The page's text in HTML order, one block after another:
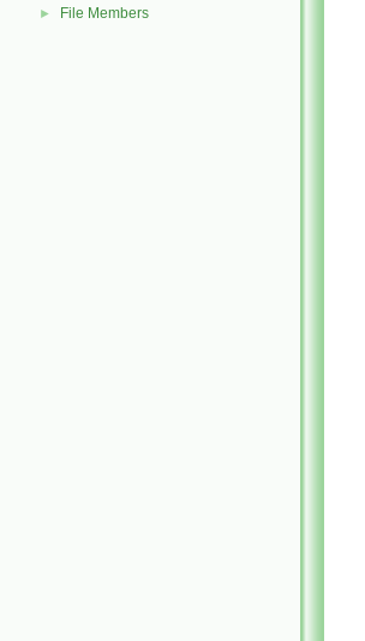
► File Members